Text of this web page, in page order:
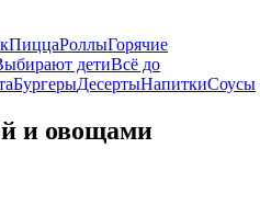
ПиццаРоллыГорячие
детиВсё до
БургерыДесертыНапиткиСоусы
и овощами